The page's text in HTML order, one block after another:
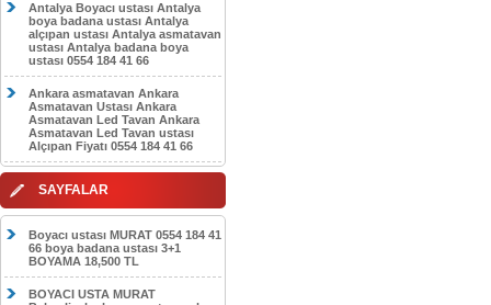
Antalya Boyacı ustası Antalya
boya badana ustası Antalya
alçıpan ustası Antalya asmatavan
ustası Antalya badana boya
ustası 0554 184 41 66
Ankara asmatavan Ankara
Asmatavan Ustası Ankara
Asmatavan Led Tavan Ankara
Asmatavan Led Tavan ustası
Alçıpan Fiyatı 0554 184 41 66
SAYFALAR
Boyacı ustası MURAT 0554 184 41
66 boya badana ustası 3+1
BOYAMA 18,500 TL
BOYACI USTA MURAT